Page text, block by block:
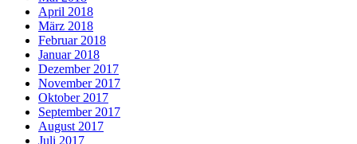
April 2018
März 2018
Februar 2018
Januar 2018
Dezember 2017
November 2017
Oktober 2017
September 2017
August 2017
Juli 2017